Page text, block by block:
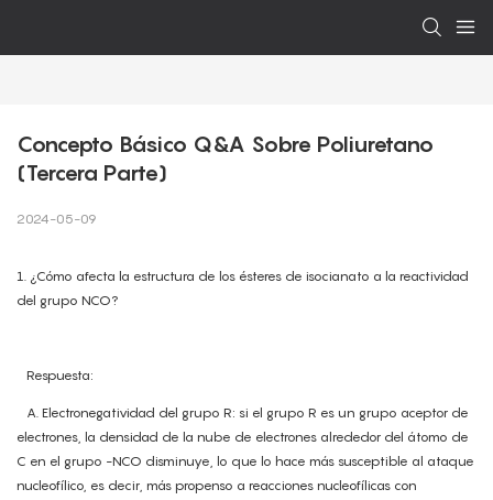
Concepto Básico Q&A Sobre Poliuretano
(Tercera Parte)
2024-05-09
1. ¿Cómo afecta la estructura de los ésteres de isocianato a la reactividad
del grupo NCO?
Respuesta:
A. Electronegatividad del grupo R: si el grupo R es un grupo aceptor de
electrones, la densidad de la nube de electrones alrededor del átomo de
C en el grupo -NCO disminuye, lo que lo hace más susceptible al ataque
nucleofílico, es decir, más propenso a reacciones nucleofílicas con